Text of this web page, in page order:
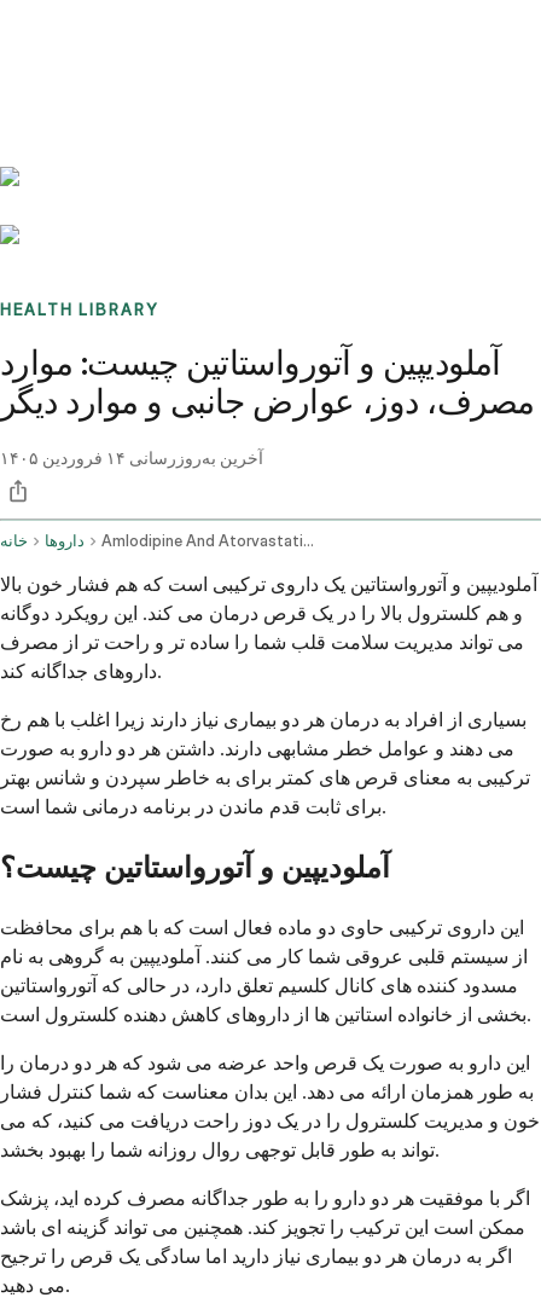
HEALTH LIBRARY
آملودیپین و آتورواستاتین چیست: موارد
مصرف، دوز، عوارض جانبی و موارد دیگر
آخرین به‌روزرسانی ۱۴ فروردین ۱۴۰۵
خانه داروها Amlodipine And Atorvastatin Oral Route
آملودیپین و آتورواستاتین یک داروی ترکیبی است که هم فشار خون بالا
و هم کلسترول بالا را در یک قرص درمان می کند. این رویکرد دوگانه
می تواند مدیریت سلامت قلب شما را ساده تر و راحت تر از مصرف
داروهای جداگانه کند.
بسیاری از افراد به درمان هر دو بیماری نیاز دارند زیرا اغلب با هم رخ
می دهند و عوامل خطر مشابهی دارند. داشتن هر دو دارو به صورت
ترکیبی به معنای قرص های کمتر برای به خاطر سپردن و شانس بهتر
برای ثابت قدم ماندن در برنامه درمانی شما است.
آملودیپین و آتورواستاتین چیست؟
این داروی ترکیبی حاوی دو ماده فعال است که با هم برای محافظت
از سیستم قلبی عروقی شما کار می کنند. آملودیپین به گروهی به نام
مسدود کننده های کانال کلسیم تعلق دارد، در حالی که آتورواستاتین
بخشی از خانواده استاتین ها از داروهای کاهش دهنده کلسترول است.
این دارو به صورت یک قرص واحد عرضه می شود که هر دو درمان را
به طور همزمان ارائه می دهد. این بدان معناست که شما کنترل فشار
خون و مدیریت کلسترول را در یک دوز راحت دریافت می کنید، که می
تواند به طور قابل توجهی روال روزانه شما را بهبود بخشد.
اگر با موفقیت هر دو دارو را به طور جداگانه مصرف کرده اید، پزشک
ممکن است این ترکیب را تجویز کند. همچنین می تواند گزینه ای باشد
اگر به درمان هر دو بیماری نیاز دارید اما سادگی یک قرص را ترجیح
می دهید.